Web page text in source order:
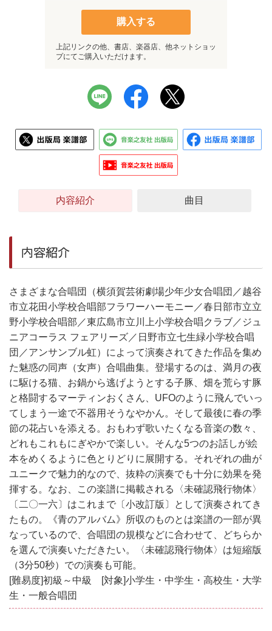
購入する
上記リンクの他、書店、楽器店、他ネットショッ
プにてご購入いただけます。
内容紹介 曲目
内容紹介
さまざまな合唱団（横須賀芸術劇場少年少女合唱団／越谷
市立花田小学校合唱部フラワーハーモニー／春日部市立立
野小学校合唱部／東広島市立川上小学校合唱クラブ／ジュ
ニアコーラス フェアリーズ／日野市立七生緑小学校合唱
団／アンサンブル虹）によって演奏されてきた作品を集め
た魅惑の同声（女声）合唱曲集。登場するのは、満月の夜
に駆ける猫、お鍋から逃げようとする子豚、畑を荒らす豚
と格闘するマーティンおくさん、UFOのように飛んでいっ
てしまう一途で不器用そうなやかん。そして最後に春の季
節の花占いを添える。おもわず歌いたくなる音楽の数々、
どれもこれもにぎやかで楽しい。そんな5つのお話しが絵
本をめくるように色とりどりに展開する。それぞれの曲が
ユニークで魅力的なので、抜粋の演奏でも十分に効果を発
揮する。なお、この楽譜に掲載される〈未確認飛行物体〉
〔二〇一六〕はこれまで〔小改訂版〕として演奏されてき
たもの。《青のアルバム》所収のものとは楽譜の一部が異
なっているので、合唱団の規模などに合わせて、どちらか
を選んで演奏いただきたい。〈未確認飛行物体〉は短縮版
（3分50秒）での演奏も可能。
[難易度]初級～中級 [対象]小学生・中学生・高校生・大学
生・一般合唱団